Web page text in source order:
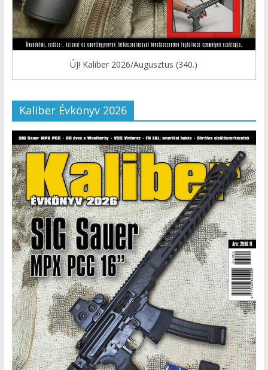
ÚJ! Kaliber 2026/Augusztus (340.)
Kaliber Évkönyv 2026